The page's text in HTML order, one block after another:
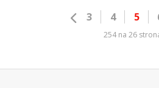
3 4 5
254 na 26